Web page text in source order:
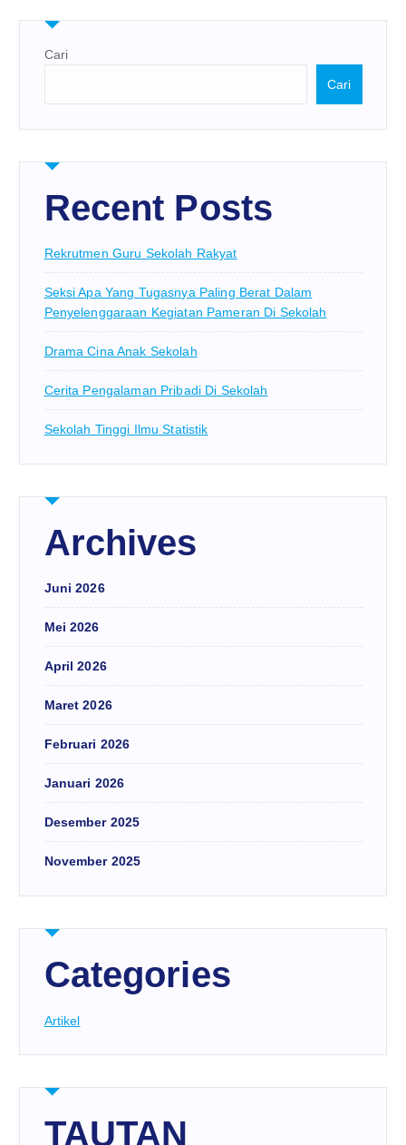
Cari
Cari
Recent Posts
Rekrutmen Guru Sekolah Rakyat
Seksi Apa Yang Tugasnya Paling Berat Dalam
Penyelenggaraan Kegiatan Pameran Di Sekolah
Drama Cina Anak Sekolah
Cerita Pengalaman Pribadi Di Sekolah
Sekolah Tinggi Ilmu Statistik
Archives
Juni 2026
Mei 2026
April 2026
Maret 2026
Februari 2026
Januari 2026
Desember 2025
November 2025
Categories
Artikel
TAUTAN